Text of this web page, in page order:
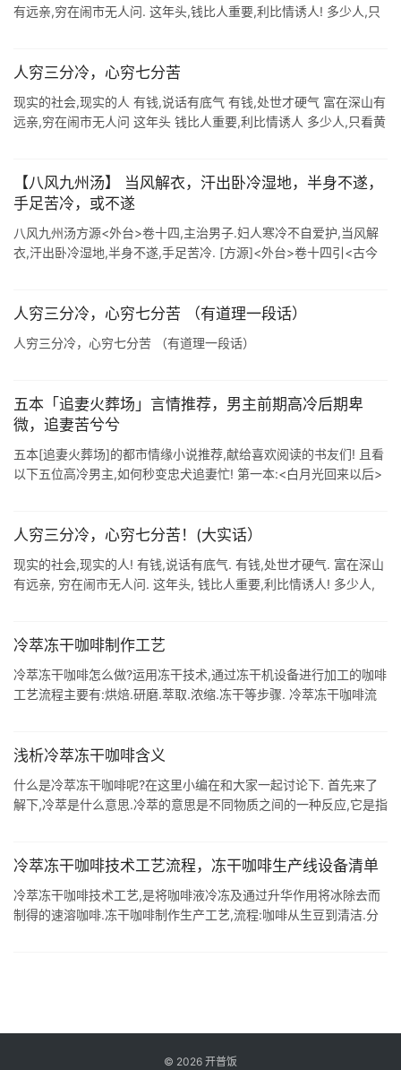
有远亲,穷在闹市无人问. 这年头,钱比人重要,利比情诱人! 多少人,只
人穷三分冷，心穷七分苦
现实的社会,现实的人 有钱,说话有底气 有钱,处世才硬气 富在深山有
远亲,穷在闹市无人问 这年头 钱比人重要,利比情诱人 多少人,只看黄
【八风九州汤】 当风解衣，汗出卧冷湿地，半身不遂，
手足苦冷，或不遂
八风九州汤方源<外台>卷十四,主治男子.妇人寒冷不自爱护,当风解
衣,汗出卧冷湿地,半身不遂,手足苦冷. [方源]<外台>卷十四引<古今
人穷三分冷，心穷七分苦 （有道理一段话）
人穷三分冷，心穷七分苦 （有道理一段话）
五本「追妻火葬场」言情推荐，男主前期高冷后期卑
微，追妻苦兮兮
五本[追妻火葬场]的都市情缘小说推荐,献给喜欢阅读的书友们! 且看
以下五位高冷男主,如何秒变忠犬追妻忙! 第一本:<白月光回来以后>
人穷三分冷，心穷七分苦！(大实话）
现实的社会,现实的人! 有钱,说话有底气. 有钱,处世才硬气. 富在深山
有远亲, 穷在闹市无人问. 这年头, 钱比人重要,利比情诱人! 多少人,
冷萃冻干咖啡制作工艺
冷萃冻干咖啡怎么做?运用冻干技术,通过冻干机设备进行加工的咖啡
工艺流程主要有:烘焙.研磨.萃取.浓缩.冻干等步骤. 冷萃冻干咖啡流
浅析冷萃冻干咖啡含义
什么是冷萃冻干咖啡呢?在这里小编在和大家一起讨论下. 首先来了
解下,冷萃是什么意思.冷萃的意思是不同物质之间的一种反应,它是指
冷萃冻干咖啡技术工艺流程，冻干咖啡生产线设备清单
冷萃冻干咖啡技术工艺,是将咖啡液冷冻及通过升华作用将冰除去而
制得的速溶咖啡.冻干咖啡制作生产工艺,流程:咖啡从生豆到清洁.分
© 2026 开普饭